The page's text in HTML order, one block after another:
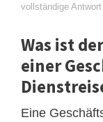
vollständige
Was ist
einer
Eine